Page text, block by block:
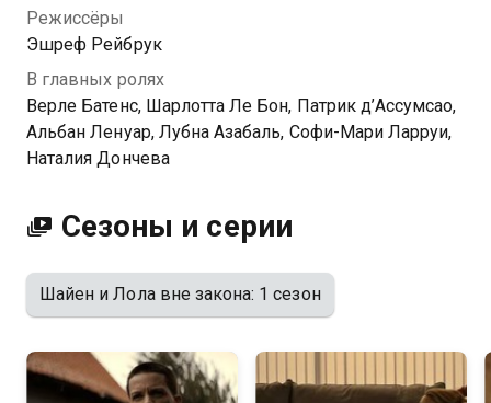
Режиссёры
Эшреф Рейбрук
В главных ролях
Верле Батенс, Шарлотта Ле Бон, Патрик д’Ассумсао,
Альбан Ленуар, Лубна Азабаль, Софи-Мари Ларруи,
Наталия Дончева
Сезоны и серии
Шайен и Лола вне закона: 1 сезон